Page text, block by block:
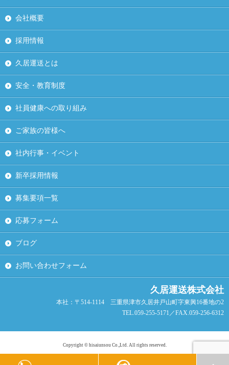
会社概要
採用情報
久居運送とは
安全・教育制度
社員健康への取り組み
ご家族の皆様へ
社内行事・イベント
新卒採用情報
募集要項一覧
応募フォーム
ブログ
お問い合わせフォーム
久居運送株式会社
本社：〒514-1114 三重県津市久居井戸山町字東興16番地の2
TEL.059-255-5171／FAX.059-256-6312
Copyright © hisaiunsou Co.,Ltd. All rights reserved.